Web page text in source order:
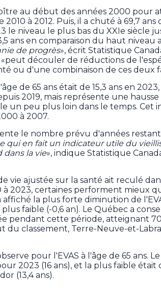
au début des années 2000 pour
à 2012. Puis, il a chuté à 69,7 ans
le niveau le plus bas du XXIe siècle
ans en comparaison du haut niveau
de progrès», écrit Statistique
découler de réductions de
ou d'une combinaison de ces deux
de 65 ans était de 15,3 ans en
2019, mais représente une hausse
un peu plus loin dans le temps. Cet
à 2007.
le nombre prévu d'années
qui en fait un indicateur utile du
dans la vie», indique Statistique
vie ajustée sur la santé ait reculé
à 2023, certaines performent mieux
la plus forte diminution de
faible (-0,6 an). Le Québec a
pendant cette période, atteignant
du classement, Terre-Neuve-et-
pour l'EVAS à l'âge de 65 ans.
2023 (16 ans), et la plus faible était
(13,4 ans).